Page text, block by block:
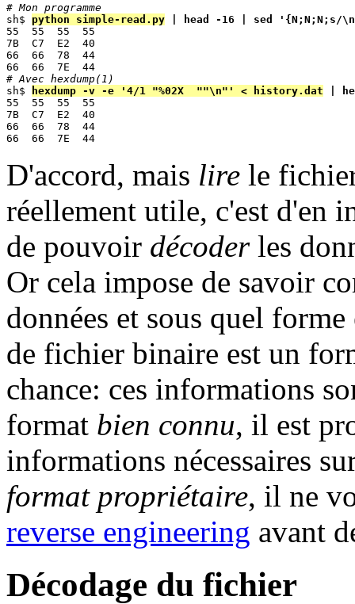
# Mon programme
sh$ python simple-read.py | head -16 | sed '{N;N;N;s/
55  55  55  55
7B  C7  E2  40
66  66  78  44
# Avec hexdump(1)
sh$
hexdump -v -e '4/1 "%02X  ""\n"' < history.dat |
55  55  55  55
7B  C7  E2  40
66  66  78  44
D'accord, mais lire le
réellement utile, c'est d'en
de pouvoir décoderles
Or cela impose de savoir
données et sous quel
de fichier binaire est un
chance: ces informations
format bien connu, il est
informations nécessaires
format propriétaire, il ne
reverse engineering avant
Décodage du fichier